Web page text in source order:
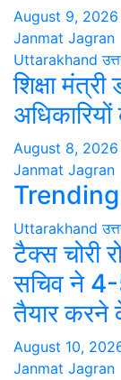
August 9, 2026
Janmat Jagran
Uttarakhand
शिक्षा
August 8, 2026
Janmat Jagran
Uttarakhand
टैक्स चोरी
सचिव ने
तैयार करने
August 10,
Janmat Jagran